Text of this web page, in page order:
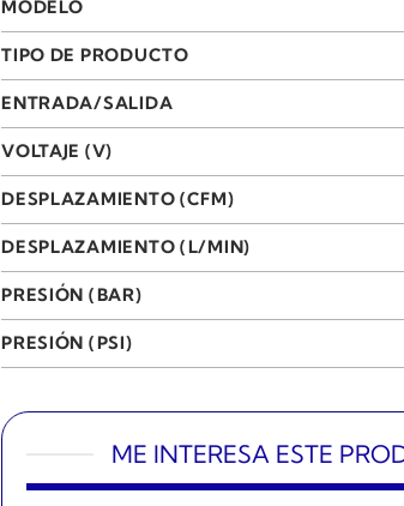
MODELO
TIPO DE PRODUCTO
ENTRADA/SALIDA
VOLTAJE (V)
DESPLAZAMIENTO (CFM)
DESPLAZAMIENTO (L/MIN)
PRESIÓN (BAR)
PRESIÓN (PSI)
ME INTERESA ESTE